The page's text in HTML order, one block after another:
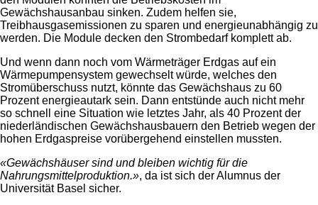
Gewächshausanbau sinken. Zudem helfen sie,
Treibhausgasemissionen zu sparen und energieunabhängig zu
werden. Die Module decken den Strombedarf komplett ab.
Und wenn dann noch vom Wärmeträger Erdgas auf ein
Wärmepumpensystem gewechselt würde, welches den
Stromüberschuss nutzt, könnte das Gewächshaus zu 60
Prozent energieautark sein. Dann entstünde auch nicht mehr
so schnell eine Situation wie letztes Jahr, als 40 Prozent der
niederländischen Gewächshausbauern den Betrieb wegen der
hohen Erdgaspreise vorübergehend einstellen mussten.
«Gewächshäuser sind und bleiben wichtig für die
Nahrungsmittelproduktion.», da ist sich der Alumnus der
Universität Basel sicher.